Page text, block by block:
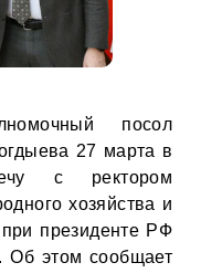
посол
27 марта в
с ректором
хозяйства и
президенте РФ
Об этом сообщает